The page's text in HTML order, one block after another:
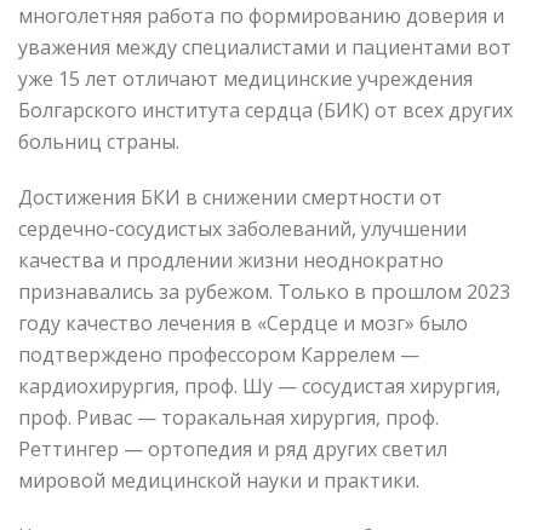
многолетняя работа по формированию доверия и
уважения между специалистами и пациентами вот
уже 15 лет отличают медицинские учреждения
Болгарского института сердца (БИК) от всех других
больниц страны.
Достижения БКИ в снижении смертности от
сердечно-сосудистых заболеваний, улучшении
качества и продлении жизни неоднократно
признавались за рубежом. Только в прошлом 2023
году качество лечения в «Сердце и мозг» было
подтверждено профессором Каррелем —
кардиохирургия, проф. Шу — сосудистая хирургия,
проф. Ривас — торакальная хирургия, проф.
Реттингер — ортопедия и ряд других светил
мировой медицинской науки и практики.